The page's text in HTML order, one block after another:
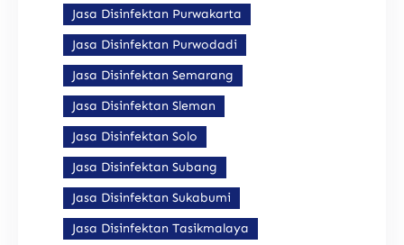
Jasa Disinfektan Purwakarta
Jasa Disinfektan Purwodadi
Jasa Disinfektan Semarang
Jasa Disinfektan Sleman
Jasa Disinfektan Solo
Jasa Disinfektan Subang
Jasa Disinfektan Sukabumi
Jasa Disinfektan Tasikmalaya